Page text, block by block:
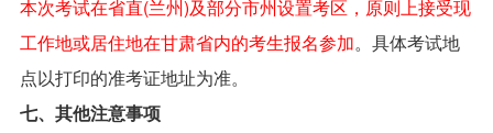
本次考试在省直(兰州)及部分市州设置考区，原则上接受现
工作地或居住地在甘肃省内的考生报名参加。具体考试地
点以打印的准考证地址为准。
七、其他注意事项